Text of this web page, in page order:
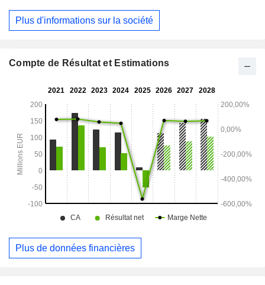
Plus d'informations sur la société
Compte de Résultat et Estimations
Plus de données financières